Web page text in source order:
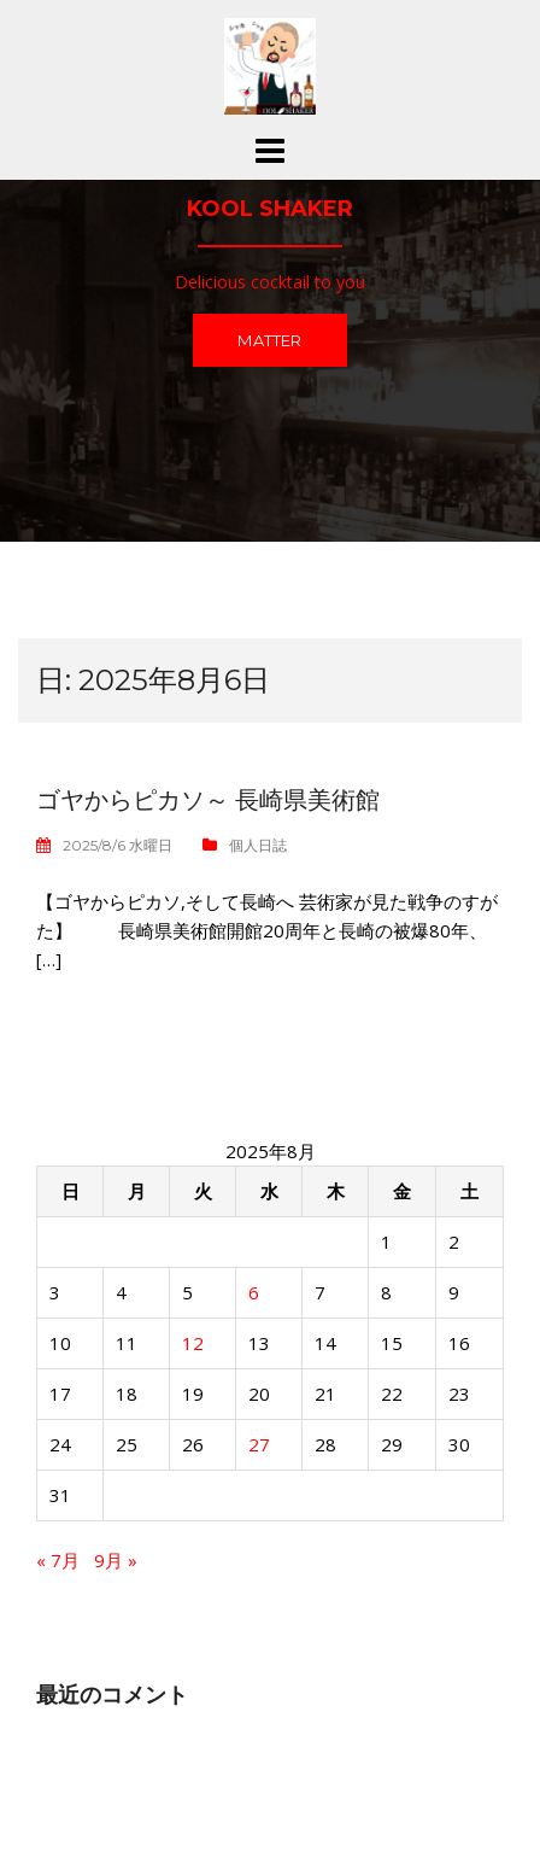
ス
KOOL SHAKER
Delicious cocktail to you
MATTER
日: 2025年8月6日
ゴヤからピカソ～ 長崎県美術館
2025/8/6 水曜日 個人日誌
【ゴヤからピカソ,そして長崎へ 芸術家が見た戦争のすが
た】 長崎県美術館開館20周年と長崎の被爆80年、
[…]
2025年8月
日
月 火 水 木 金 土
1 2
3 4 5 6 7 8 9
10 11 12 13 14 15 16
17 18 19 20 21 22 23
24 25 26 27 28 29 30
31
« 7月 9月 »
最近のコメント